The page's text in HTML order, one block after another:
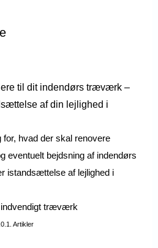
til dit indendørs træværk –
af din lejlighed i
for, hvad der skal renovere
eventuelt bejdsning af indendørs
istandsættelse af lejlighed i
indvendigt træværk
Artikler